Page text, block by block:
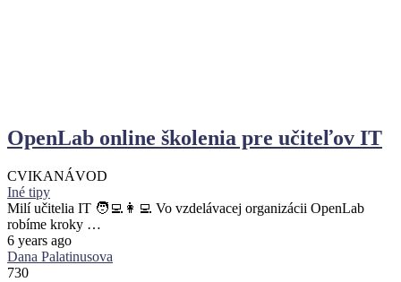
OpenLab online školenia pre učiteľov IT
CVIKANÁVOD
Iné tipy
Milí učitelia IT 🧑‍💻👩‍💻 Vo vzdelávacej organizácii OpenLab
robíme kroky …
6 years ago
Dana Palatinusova
730